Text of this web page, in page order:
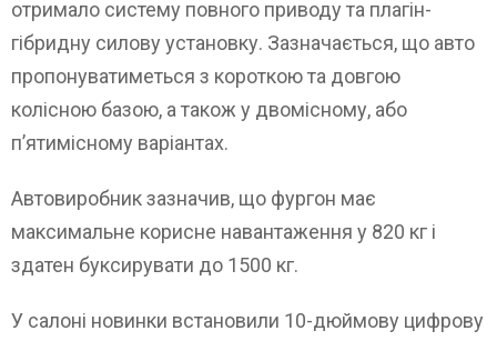
отримало систему повного приводу та плагін-
гібридну силову установку. Зазначається, що авто
пропонуватиметься з короткою та довгою
колісною базою, а також у двомісному, або
п’ятимісному варіантах.
Автовиробник зазначив, що фургон має
максимальне корисне навантаження у 820 кг і
здатен буксирувати до 1500 кг.
У салоні новинки встановили 10-дюймову цифрову